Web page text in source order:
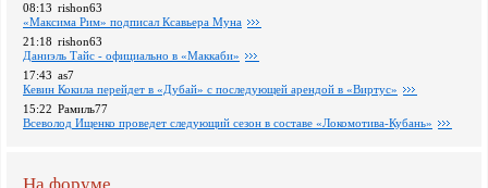
08:13 rishon63
«Максима Рим» подписал Ксавьера Муна
21:18 rishon63
Даниэль Тайс - официально в «Маккаби»
17:43 as7
Кевин Кокила перейдет в «Дубай» с последующей арендой в «Виртус»
15:22 Рамиль77
Всеволод Ищенко проведет следующий сезон в составе «Локомотива-Кубань»